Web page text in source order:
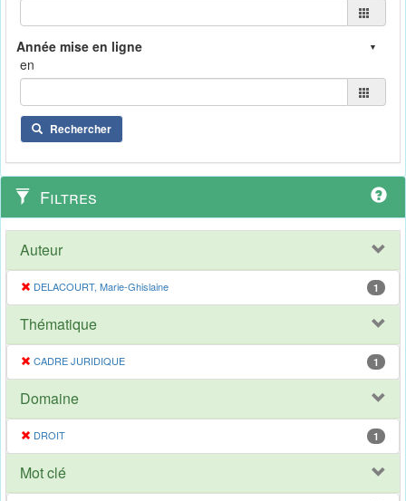
en
Rechercher
Filtres
Auteur
DELACOURT, Marie-Ghislaine 1
Thématique
CADRE JURIDIQUE 1
Domaine
DROIT 1
Mot clé